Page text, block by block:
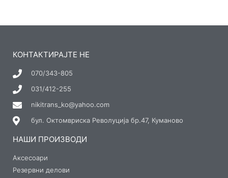
КОНТАКТИРАЈТЕ НЕ
070/343-805
031/412-255
nikitrans_ko@yahoo.com
бул. Октомвриска Револуција бр.47, Куманово
НАШИ ПРОИЗВОДИ
Аксесоари
Резервни делови